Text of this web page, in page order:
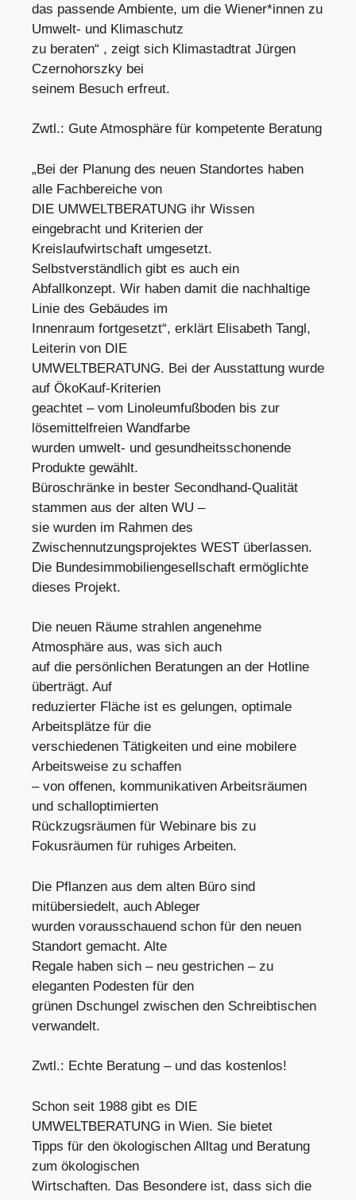
das passende Ambiente, um die Wiener*innen zu
Umwelt- und Klimaschutz
zu beraten“ , zeigt sich Klimastadtrat Jürgen
Czernohorszky bei
seinem Besuch erfreut.
Zwtl.: Gute Atmosphäre für kompetente Beratung
„Bei der Planung des neuen Standortes haben
alle Fachbereiche von
DIE UMWELTBERATUNG ihr Wissen
eingebracht und Kriterien der
Kreislaufwirtschaft umgesetzt.
Selbstverständlich gibt es auch ein
Abfallkonzept. Wir haben damit die nachhaltige
Linie des Gebäudes im
Innenraum fortgesetzt“, erklärt Elisabeth Tangl,
Leiterin von DIE
UMWELTBERATUNG. Bei der Ausstattung wurde
auf ÖkoKauf-Kriterien
geachtet – vom Linoleumfußboden bis zur
lösemittelfreien Wandfarbe
wurden umwelt- und gesundheitsschonende
Produkte gewählt.
Büroschränke in bester Secondhand-Qualität
stammen aus der alten WU –
sie wurden im Rahmen des
Zwischennutzungsprojektes WEST überlassen.
Die Bundesimmobiliengesellschaft ermöglichte
dieses Projekt.
Die neuen Räume strahlen angenehme
Atmosphäre aus, was sich auch
auf die persönlichen Beratungen an der Hotline
überträgt. Auf
reduzierter Fläche ist es gelungen, optimale
Arbeitsplätze für die
verschiedenen Tätigkeiten und eine mobilere
Arbeitsweise zu schaffen
– von offenen, kommunikativen Arbeitsräumen
und schalloptimierten
Rückzugsräumen für Webinare bis zu
Fokusräumen für ruhiges Arbeiten.
Die Pflanzen aus dem alten Büro sind
mitübersiedelt, auch Ableger
wurden vorausschauend schon für den neuen
Standort gemacht. Alte
Regale haben sich – neu gestrichen – zu
eleganten Podesten für den
grünen Dschungel zwischen den Schreibtischen
verwandelt.
Zwtl.: Echte Beratung – und das kostenlos!
Schon seit 1988 gibt es DIE
UMWELTBERATUNG in Wien. Sie bietet
Tipps für den ökologischen Alltag und Beratung
zum ökologischen
Wirtschaften. Das Besondere ist, dass sich die